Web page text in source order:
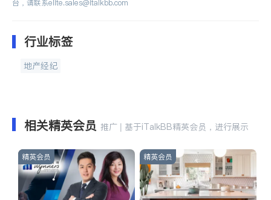
台，请联系elite.sales@italkbb.com
行业标签
地产经纪
相关精英会员 推广 | 基于iTalkBB精英会员，进行展示
精英会员 精英会员